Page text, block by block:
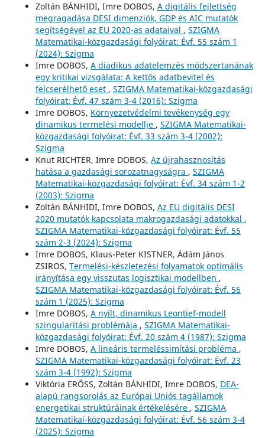
Zoltán BÁNHIDI, Imre DOBOS, A digitális fejlettség
megragadása DESI dimenziók, GDP és AIC mutatók
segítségével az EU 2020-as adataival , SZIGMA
Matematikai-közgazdasági folyóirat: Évf. 55 szám 1
(2024): Szigma
Imre DOBOS, A diadikus adatelemzés módszertanának
egy kritikai vizsgálata: A kettős adatbevitel és
felcserélhető eset , SZIGMA Matematikai-közgazdasági
folyóirat: Évf. 47 szám 3-4 (2016): Szigma
Imre DOBOS, Környezetvédelmi tevékenység egy
dinamikus termelési modellje , SZIGMA Matematikai-
közgazdasági folyóirat: Évf. 33 szám 3-4 (2002):
Szigma
Knut RICHTER, Imre DOBOS, Az újrahasznosítás
hatása a gazdasági sorozatnagyságra , SZIGMA
Matematikai-közgazdasági folyóirat: Évf. 34 szám 1-2
(2003): Szigma
Zoltán BÁNHIDI, Imre DOBOS, Az EU digitális DESI
2020 mutatók kapcsolata makrogazdasági adatokkal ,
SZIGMA Matematikai-közgazdasági folyóirat: Évf. 55
szám 2-3 (2024): Szigma
Imre DOBOS, Klaus-Peter KISTNER, Ádám János
ZSIROS, Termelési-készletezési folyamatok optimális
irányítása egy visszutas logisztikai modellben ,
SZIGMA Matematikai-közgazdasági folyóirat: Évf. 56
szám 1 (2025): Szigma
Imre DOBOS, A nyílt, dinamikus Leontief-modell
szingularitási problémája , SZIGMA Matematikai-
közgazdasági folyóirat: Évf. 20 szám 4 (1987): Szigma
Imre DOBOS, A lineáris termeléssimítási probléma ,
SZIGMA Matematikai-közgazdasági folyóirat: Évf. 23
szám 3-4 (1992): Szigma
Viktória ERŐSS, Zoltán BÁNHIDI, Imre DOBOS, DEA-
alapú rangsorolás az Európai Uniós tagállamok
energetikai struktúráinak értékelésére , SZIGMA
Matematikai-közgazdasági folyóirat: Évf. 56 szám 3-4
(2025): Szigma